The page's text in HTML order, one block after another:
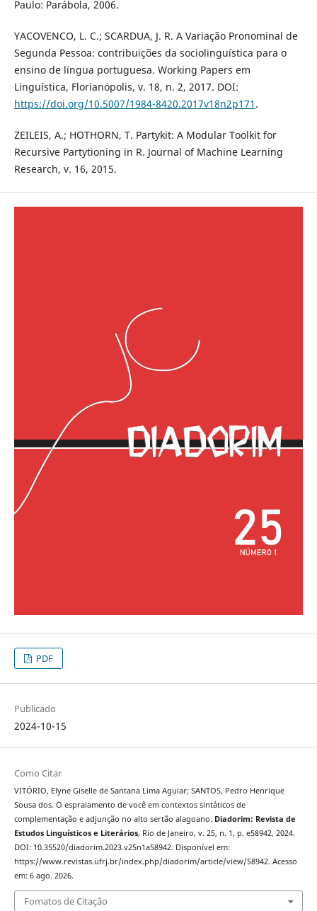
Paulo: Parábola, 2006.
YACOVENCO, L. C.; SCARDUA, J. R. A Variação Pronominal de
Segunda Pessoa: contribuições da sociolinguística para o
ensino de língua portuguesa. Working Papers em
Linguística, Florianópolis, v. 18, n. 2, 2017. DOI:
https://doi.org/10.5007/1984-8420.2017v18n2p171 .
ZEILEIS, A.; HOTHORN, T. Partykit: A Modular Toolkit for
Recursive Partytioning in R. Journal of Machine Learning
Research, v. 16, 2015.
PDF
Publicado
2024-10-15
Como Citar
VITÓRIO, Elyne Giselle de Santana Lima Aguiar; SANTOS, Pedro Henrique
Sousa dos. O espraiamento de você em contextos sintáticos de
complementação e adjunção no alto sertão alagoano. Diadorim: Revista de
Estudos Linguísticos e Literários, Rio de Janeiro, v. 25, n. 1, p. e58942, 2024.
DOI: 10.35520/diadorim.2023.v25n1a58942. Disponível em:
https://www.revistas.ufrj.br/index.php/diadorim/article/view/58942. Acesso
em: 6 ago. 2026.
Fomatos de Citação